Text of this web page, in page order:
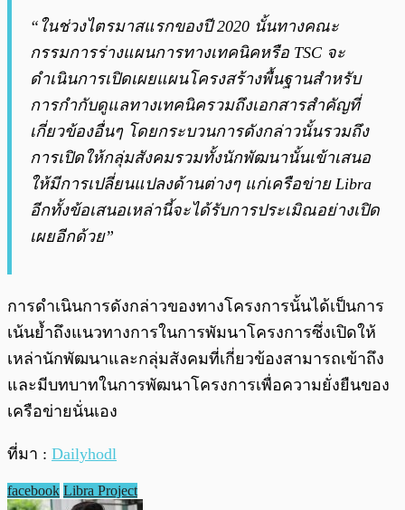
“ในช่วงไตรมาสแรกของปี 2020 นั้นทางคณะ
กรรมการร่างแผนการทางเทคนิคหรือ TSC จะ
ดำเนินการเปิดเผยแผนโครงสร้างพื้นฐานสำหรับ
การกำกับดูแลทางเทคนิครวมถึงเอกสารสำคัญที่
เกี่ยวข้องอื่นๆ โดยกระบวนการดังกล่าวนั้นรวมถึง
การเปิดให้กลุ่มสังคมรวมทั้งนักพัฒนานั้นเข้าเสนอ
ให้มีการเปลี่ยนแปลงด้านต่างๆ แก่เครือข่าย Libra
อีกทั้งข้อเสนอเหล่านี้จะได้รับการประเมิณอย่างเปิด
เผยอีกด้วย”
การดำเนินการดังกล่าวของทางโครงการนั้นได้เป็นการ
เน้นย้ำถึงแนวทางการในการพัมนาโครงการซึ่งเปิดให้
เหล่านักพัฒนาและกลุ่มสังคมที่เกี่ยวข้องสามารถเข้าถึง
และมีบทบาทในการพัฒนาโครงการเพื่อความยั่งยืนของ
เครือข่ายนั่นเอง
ที่มา : Dailyhodl
facebook Libra Project